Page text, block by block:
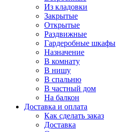
Из кладовки
Закрытые
Открытые
Раздвижные
Гардеробные шкафы
Назначение
В комнату
В нишу
В спальню
В частный дом
На балкон
Доставка и оплата
Как сделать заказ
Доставка